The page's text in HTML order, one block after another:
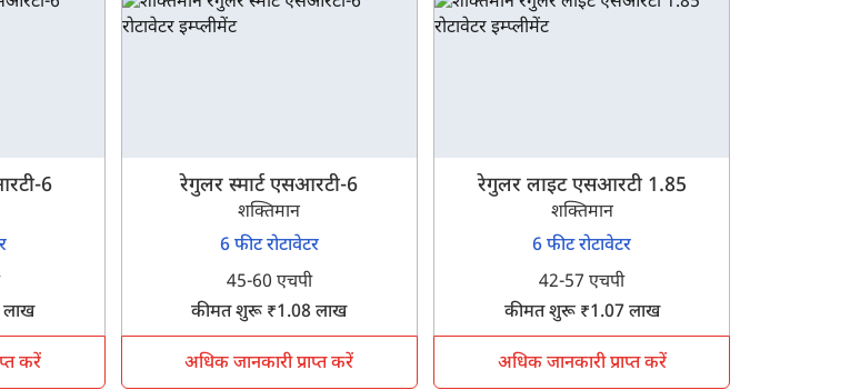
6
करें
रेगुलर स्मार्ट एसआरटी-6
शक्तिमान
6 फीट रोटावेटर
45-60 एचपी
कीमत शुरू ₹1.08 लाख
अधिक जानकारी प्राप्त करें
रेगुलर लाइट एसआरटी 1.85
शक्तिमान
6 फीट रोटावेटर
42-57 एचपी
कीमत शुरू ₹1.07 लाख
अधिक जानकारी प्राप्त करें